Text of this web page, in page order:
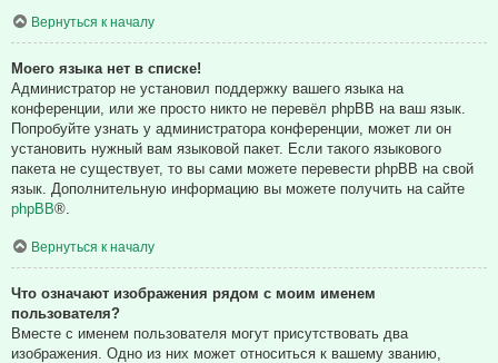
Вернуться к началу
Моего языка нет в списке!
Администратор не установил поддержку вашего языка на
конференции, или же просто никто не перевёл phpBB на ваш язык.
Попробуйте узнать у администратора конференции, может ли он
установить нужный вам языковой пакет. Если такого языкового
пакета не существует, то вы сами можете перевести phpBB на свой
язык. Дополнительную информацию вы можете получить на сайте
phpBB®.
Вернуться к началу
Что означают изображения рядом с моим именем
пользователя?
Вместе с именем пользователя могут присутствовать два
изображения. Одно из них может относиться к вашему званию,